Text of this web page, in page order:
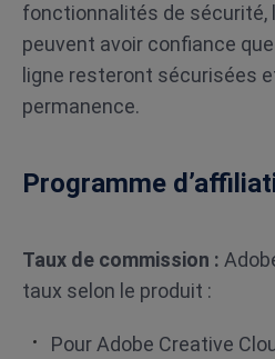
fonctionnalités de sécurité,
peuvent avoir confiance
ligne resteront sécurisées
permanence.
Programme
Taux de commission :
taux selon le produit :
Pour Adobe Creative